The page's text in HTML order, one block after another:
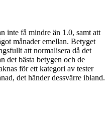
inte få mindre än 1.0, samt att
månader emellan. Betyget
att normalisera då det
det bästa betygen och de
för ett kategori av tester
det händer dessvärre ibland.